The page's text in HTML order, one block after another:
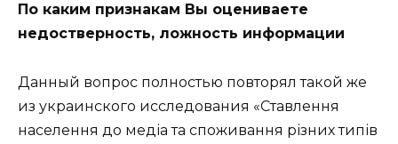
По каким признакам Вы оцениваете
недостверность, ложность информации
Данный вопрос полностью повторял такой же
из украинского исследования «Ставлення
населення до медіа та споживання різних типів